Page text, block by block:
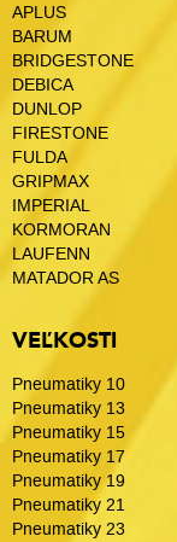
APLUS
BARUM
BRIDGESTONE
DEBICA
DUNLOP
FIRESTONE
FULDA
GRIPMAX
IMPERIAL
KORMORAN
LAUFENN
MATADOR AS
VEĽKOSTI
Pneumatiky 10
Pneumatiky 13
Pneumatiky 15
Pneumatiky 17
Pneumatiky 19
Pneumatiky 21
Pneumatiky 23